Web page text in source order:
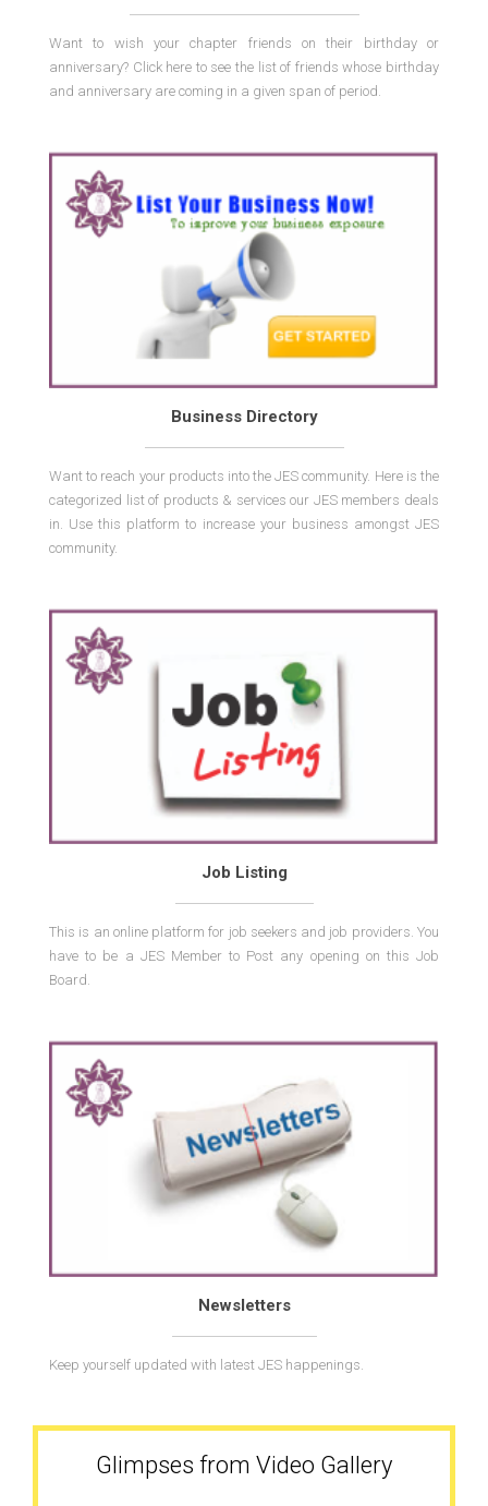
Want to wish your chapter friends on their birthday or
anniversary? Click here to see the list of friends whose birthday
and anniversary are coming in a given span of period.
Business Directory
Want to reach your products into the JES community. Here is the
categorized list of products & services our JES members deals
in. Use this platform to increase your business amongst JES
community.
Job Listing
This is an online platform for job seekers and job providers. You
have to be a JES Member to Post any opening on this Job
Board.
Newsletters
Keep yourself updated with latest JES happenings.
Glimpses from Video Gallery
JES 17th National Convention Ujjain Live Part-I
JES 17th National Convention Ujjain-2